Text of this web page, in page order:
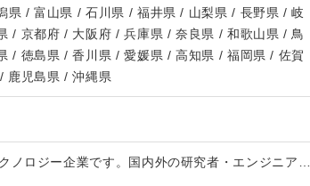
県 / 富山県 / 石川県 / 福井県 / 山梨県 / 長野県 / 岐
/ 京都府 / 大阪府 / 兵庫県 / 奈良県 / 和歌山県 / 鳥
/ 徳島県 / 香川県 / 愛媛県 / 高知県 / 福岡県 / 佐賀
鹿児島県 / 沖縄県
ノロジー企業です。国内外の研究者・エンジニア…